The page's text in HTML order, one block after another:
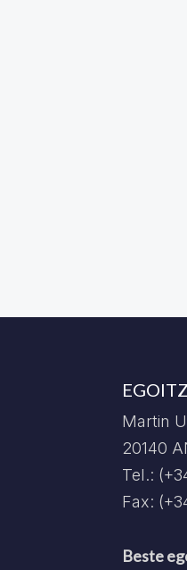
Martin
20140
Tel.:
Fax:
Beste